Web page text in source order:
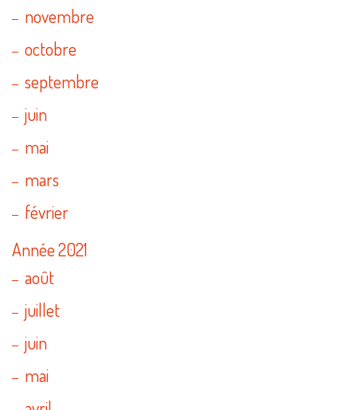
novembre
octobre
septembre
juin
mai
mars
février
Année 2021
août
juillet
juin
mai